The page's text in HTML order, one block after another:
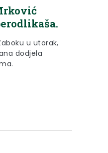
u utorak,
dodjela